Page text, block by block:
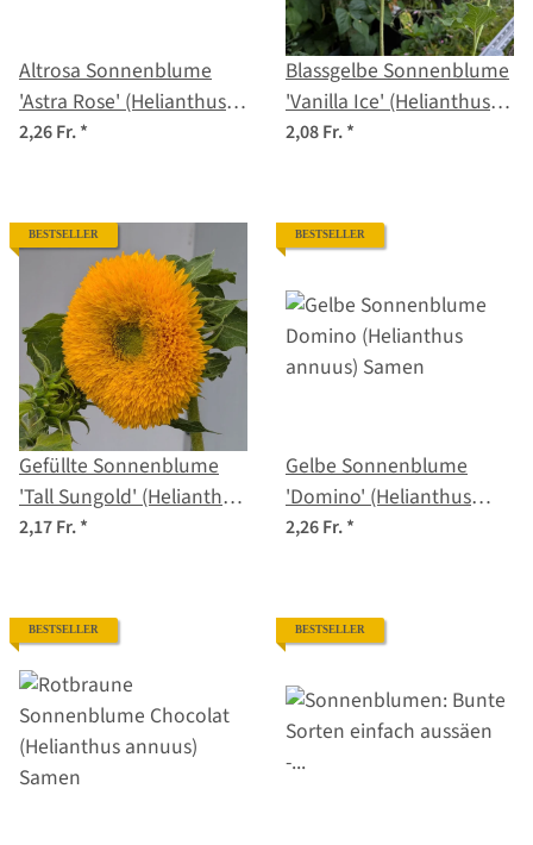
Altrosa Sonnenblume
'Astra Rose' (Helianthus
annuus) Samen
2,26 Fr.*
Blassgelbe Sonnenblume
'Vanilla Ice' (Helianthus
debilis) Samen
2,08 Fr.*
BESTSELLER
Gefüllte Sonnenblume
'Tall Sungold' (Helianthus
annuus) Samen
2,17 Fr.*
BESTSELLER
Gelbe Sonnenblume
'Domino' (Helianthus
annuus) Samen
2,26 Fr.*
BESTSELLER BESTSELLER